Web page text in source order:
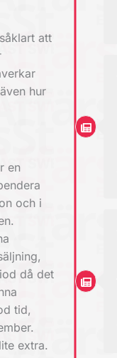
att
hur
en
och i
då det
tid,
extra.